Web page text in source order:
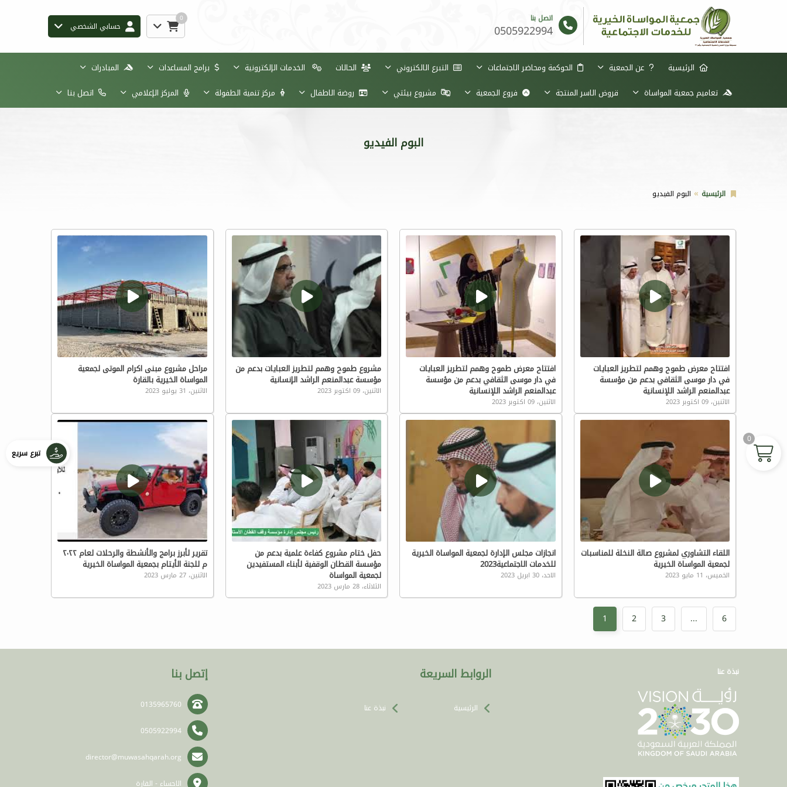
اتصل بنا
0505922994
0
حسابي الشخصي
الرئيسية عن الجمعية الحوكمة ومحاضر الاجتماعات التبرع الالكتروني الحالات الخدمات الإلكترونية برامج المساعدات
المبادرات
تعاميم جمعية المواساة
قروض الاسر المنتجة فروع الجمعية مشروع بيئتي روضة الاطفال مركز تنمية الطفولة المركز الإعلامي اتصل بنا
البوم الفيديو
الرئيسية البوم الفيديو
افتتاح معرض طموح وهمم لتطريز العبايات
في دار موسى الثقافي بدعم من مؤسسة
عبدالمنعم الراشد اللإنسانية
الاثنين، 09 اكتوبر 2023
افتتاح معرض طموح وهمم لتطريز العبايات
في دار موسى الثقافي بدعم من مؤسسة
عبدالمنعم الراشد اللإنسانية
الاثنين، 09 اكتوبر 2023
مشروع طموح وهمم لتطريز العبايات بدعم من
مؤسسة عبدالمنعم الراشد الإنسانية
الاثنين، 09 اكتوبر 2023
مراحل مشروع مبنى اكرام الموتى لجمعية
المواساة الخيرية بالقارة
الاثنين، 31 يوليو 2023
اللقاء التشاوري لمشروع صالة النخلة للمناسبات
لجمعية المواساة الخيرية
الخميس، 11 مايو 2023
انجازات مجلس الإدارة لجمعية المواساة الخيرية
للخدمات الاجتماعية2023
الاحد، 30 ابريل 2023
حفل ختام مشروع كفاءة علمية بدعم من
مؤسسة القطان الوقفية لأبناء المستفيدين
لجمعية المواساة
الثلاثاء، 28 مارس 2023
تقرير لأبرز برامج والأنشطة والرحلات لعام ٢٠٢٢
م للجنة الأيتام بجمعية المواساة الخيرية
الاثنين، 27 مارس 2023
1 2 3 ... 6
نبذة عنا الروابط السريعة
الرئيسية نبذة عنا
إتصل بنا
0135965760
0505922994
director@muwasahqarah.org
الاحساء - القارة
تبرع سريع
0